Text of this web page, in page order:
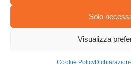
Solo
Visualizza
Cookie Policy
AREA
© Cooperativa